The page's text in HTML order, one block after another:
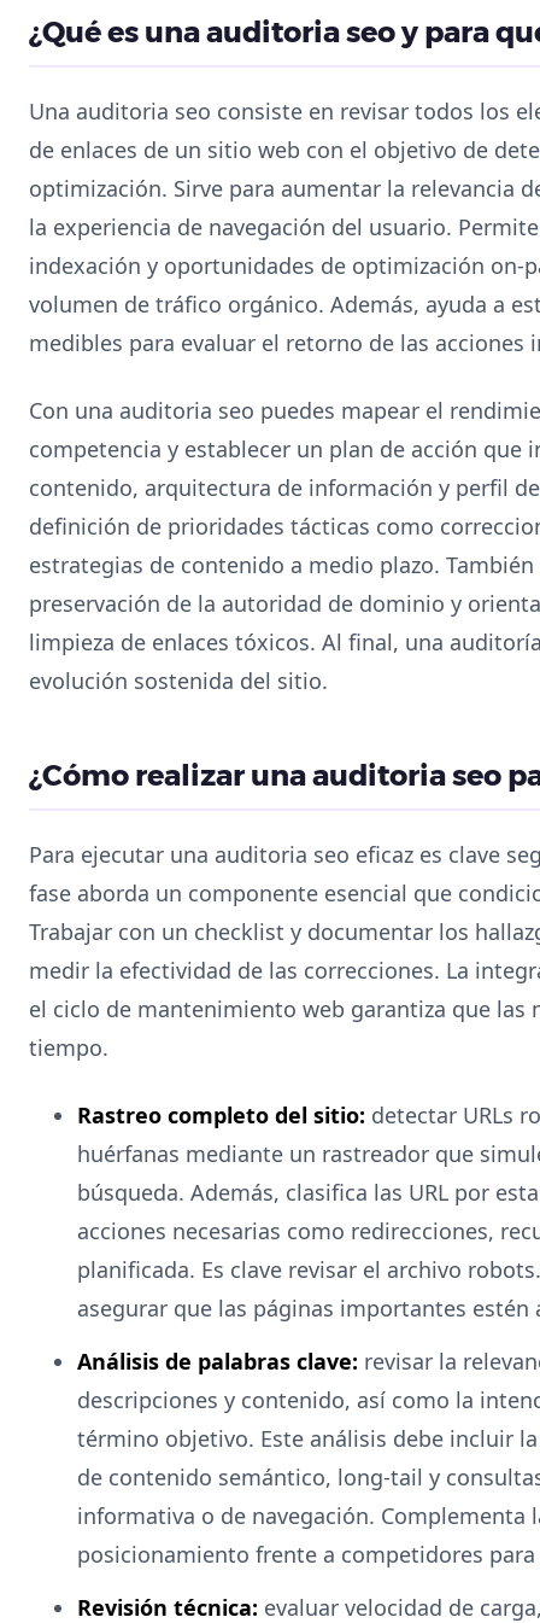
¿Qué es una auditoria seo y para
Una auditoria seo consiste en revisar todos los
de enlaces de un sitio web con el objetivo de
optimización. Sirve para aumentar la relevancia
la experiencia de navegación del usuario.
indexación y oportunidades de optimización on-
volumen de tráfico orgánico. Además, ayuda a
medibles para evaluar el retorno de las acciones
Con una auditoria seo puedes mapear el
competencia y establecer un plan de acción que
contenido, arquitectura de información y perfil
definición de prioridades tácticas como
estrategias de contenido a medio plazo.
preservación de la autoridad de dominio y
limpieza de enlaces tóxicos. Al final, una
evolución sostenida del sitio.
¿Cómo realizar una auditoria seo
Para ejecutar una auditoria seo eficaz es clave
fase aborda un componente esencial que
Trabajar con un checklist y documentar los
medir la efectividad de las correcciones. La
el ciclo de mantenimiento web garantiza que las
tiempo.
Rastreo completo del sitio: detectar URLs
huérfanas mediante un rastreador que
búsqueda. Además, clasifica las URL por
acciones necesarias como redirecciones,
planificada. Es clave revisar el archivo
asegurar que las páginas importantes estén
Análisis de palabras clave: revisar la
descripciones y contenido, así como la
término objetivo. Este análisis debe incluir
de contenido semántico, long-tail y
informativa o de navegación.
posicionamiento frente a competidores
Revisión técnica: evaluar velocidad de